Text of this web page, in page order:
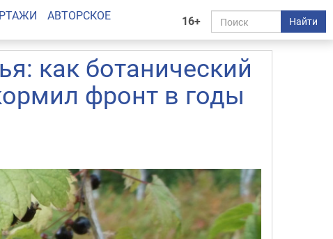
16+ Найти
АВТОРСКОЕ
как ботанический
фронт в годы